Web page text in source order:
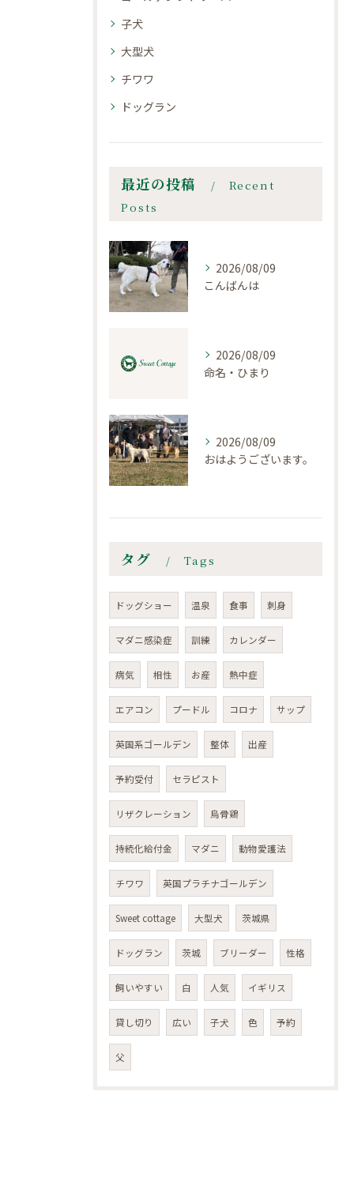
子犬
大型犬
チワワ
ドッグラン
最近の投稿
Recent
Posts
2026/08/09
こんばんは
2026/08/09
命名・ひまり
2026/08/09
おはようございます。
タグ Tags
ドッグショー 温泉 食事 刺身
マダニ感染症 訓練 カレンダー
病気 相性 お産 熱中症
エアコン プードル コロナ サップ
英国系ゴールデン 整体 出産
予約受付 セラピスト
リザクレーション 烏骨鶏
持続化給付金 マダニ 動物愛護法
チワワ 英国プラチナゴールデン
Sweet cottage 大型犬 茨城県
ドッグラン 茨城 ブリーダー 性格
飼いやすい 白 人気 イギリス
貸し切り 広い 子犬 色 予約
父